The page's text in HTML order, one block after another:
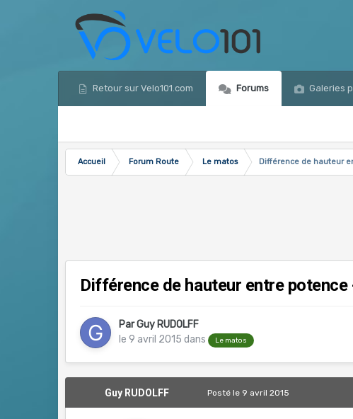
Retour sur Velo101.com Forums Galeries
Accueil Forum Route Le matos Différence de hauteur
Différence de hauteur entre
ParGuy RUDOLFF
le 9 avril 2015 dans Le matos
Guy RUDOLFF Postéle 9 avril 2015